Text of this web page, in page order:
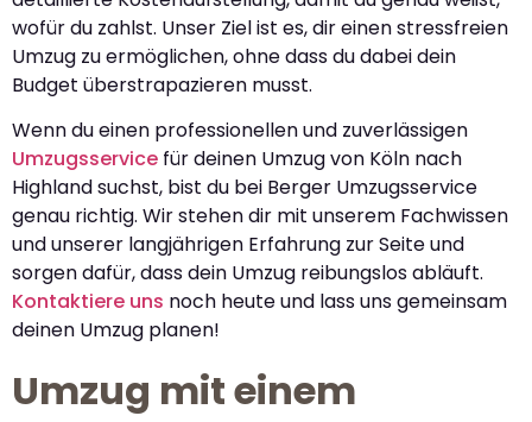
wofür du zahlst. Unser Ziel ist es, dir einen stressfreien
Umzug zu ermöglichen, ohne dass du dabei dein
Budget überstrapazieren musst.
Wenn du einen professionellen und zuverlässigen
Umzugsservice für deinen Umzug von Köln nach
Highland suchst, bist du bei Berger Umzugsservice
genau richtig. Wir stehen dir mit unserem Fachwissen
und unserer langjährigen Erfahrung zur Seite und
sorgen dafür, dass dein Umzug reibungslos abläuft.
Kontaktiere uns noch heute und lass uns gemeinsam
deinen Umzug planen!
Umzug mit einem